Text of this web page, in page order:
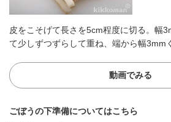
皮をこそげて長さを5cm程度に切る。幅
て少しずつずらして重ね、端から幅3mm
動画でみる
ごぼうの下準備についてはこちら